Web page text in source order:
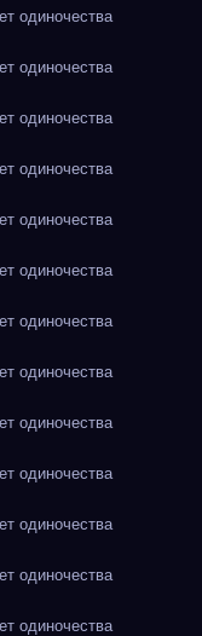
одиночества
одиночества
одиночества
одиночества
одиночества
одиночества
одиночества
одиночества
одиночества
одиночества
одиночества
одиночества
одиночества